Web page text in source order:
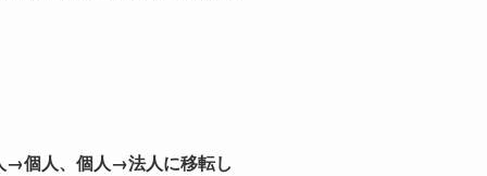
→個人、個人→法人に移転し